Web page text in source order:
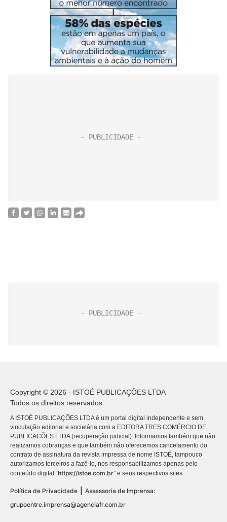
Copyright © 2026 - ISTOÉ PUBLICAÇÕES LTDA
Todos os direitos reservados.
A ISTOÉ PUBLICAÇÕES LTDA é um portal digital independente e sem
vinculação editorial e societária com a EDITORA TRES COMÉRCIO DE
PUBLICACÕES LTDA (recuperação judicial). Informamos também que não
realizamos cobranças e que também não oferecemos cancelamento do
contrato de assinatura da revista impressa de nome ISTOÉ, tampouco
autorizamos terceiros a fazê-lo, nos responsabilizamos apenas pelo
conteúdo digital “https://istoe.com.br” e seus respectivos sites.
Política de Privacidade
Assessoria de Imprensa:
grupoentre.imprensa@agenciafr.com.br